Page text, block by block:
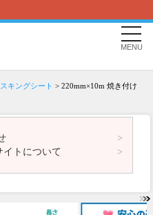
MENU
キングシート > 220mm×10m 焼き付け
イトについて